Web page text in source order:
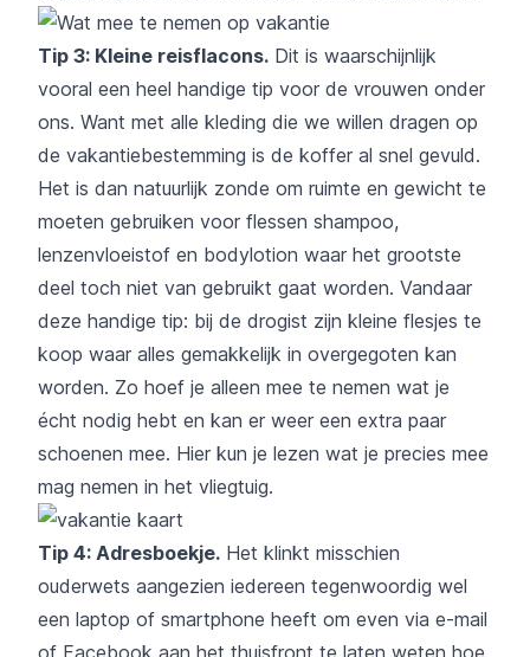
Tip 3: Kleine reisflacons. Dit is waarschijnlijk
vooral een heel handige tip voor de vrouwen onder
ons. Want met alle kleding die we willen dragen op
de vakantiebestemming is de koffer al snel gevuld.
Het is dan natuurlijk zonde om ruimte en gewicht te
moeten gebruiken voor flessen shampoo,
lenzenvloeistof en bodylotion waar het grootste
deel toch niet van gebruikt gaat worden. Vandaar
deze handige tip: bij de drogist zijn kleine flesjes te
koop waar alles gemakkelijk in overgegoten kan
worden. Zo hoef je alleen mee te nemen wat je
écht nodig hebt en kan er weer een extra paar
schoenen mee. Hier kun je lezen wat je precies mee
mag nemen in het vliegtuig.
Tip 4: Adresboekje. Het klinkt misschien
ouderwets aangezien iedereen tegenwoordig wel
een laptop of smartphone heeft om even via e-mail
of Facebook aan het thuisfront te laten weten hoe